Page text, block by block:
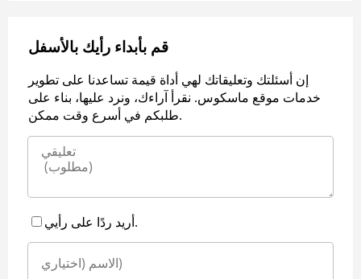
قم بأبداء رأيك بالأسفل
إن أسئلتك وتعليقاتك لهي أداة قيمة تساعدنا على تطوير
خدمات موقع ماسكوس. نقرأ آراءك، ونرد عليها، بناء على
طلبكم في أسرع وقت ممكن.
أريد ردًا على رأيي.